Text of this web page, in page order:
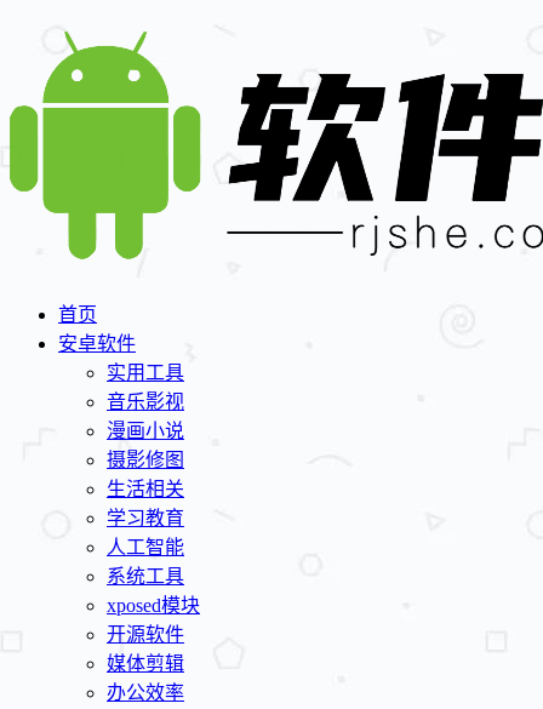
首页
安卓软件
实用工具
音乐影视
漫画小说
摄影修图
生活相关
学习教育
人工智能
系统工具
xposed模块
开源软件
媒体剪辑
办公效率